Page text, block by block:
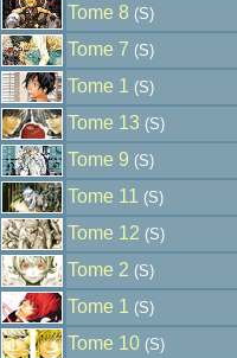
Tome 8 (S)
Tome 7 (S)
Tome 1 (S)
Tome 13 (S)
Tome 9 (S)
Tome 11 (S)
Tome 12 (S)
Tome 2 (S)
Tome 1 (S)
Tome 10 (S)